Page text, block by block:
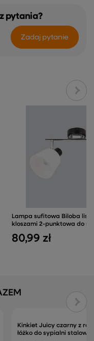
pytania?
Zadaj pytanie
Lampa sufitowa Biloba
kloszami 2-punktowa do
80,99 zł
Kinkiet Juicy czarny z
łóżko do sypialni stalowy